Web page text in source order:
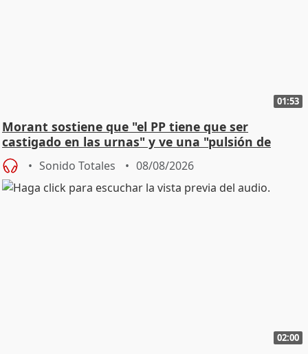
01:53
Morant sostiene que "el PP tiene que ser
castigado en las urnas" y ve una "pulsión de
cambio"
Sonido Totales 08/08/2026
02:00